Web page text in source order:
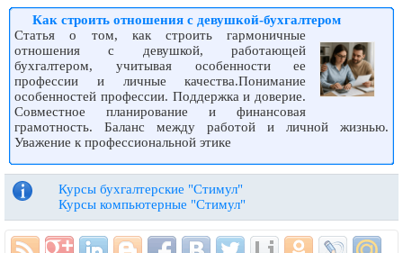
Как строить отношения с девушкой-бухгалтером
Статья о том, как строить гармоничные
отношения с девушкой, работающей
бухгалтером, учитывая особенности ее
профессии и личные качества.Понимание
особенностей профессии. Поддержка и доверие.
Совместное планирование и финансовая
грамотность. Баланс между работой и личной жизнью.
Уважение к профессиональной этике
Курсы бухгалтерские "Стимул"
Курсы компьютерные "Стимул"